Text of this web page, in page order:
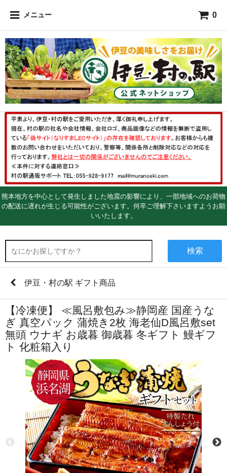
メニュー 0
熊本地方を中心として発生しました地震の影響により、一部地域へのお荷物
の配送に遅れが生じる可能性がございます。何卒ご理解下さいますようお願
いいたします。
検索
伊豆・村の駅 ギフト商品
【冷凍便】 ≪風呂敷包み≫静岡産 国産うな
ぎ 真空パック 蒲焼き2枚 海老仙D風呂敷set
無頭 ウナギ お歳暮 御歳暮 冬ギフト 鰻ギフ
ト 化粧箱入り